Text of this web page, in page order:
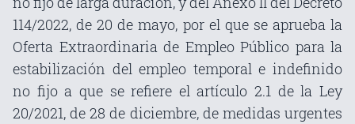
114/2022, de 20 de mayo, por el que se aprueba la
Oferta Extraordinaria de Empleo Público para la
estabilización del empleo temporal e indefinido
no fijo a que se refiere el artículo 2.1 de la Ley
20/2021, de 28 de diciembre, de medidas urgentes